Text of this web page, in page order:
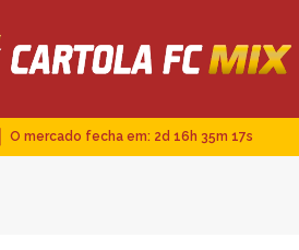
O mercado fecha em: 2d 16h 35m 16s